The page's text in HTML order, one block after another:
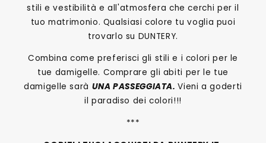
stili e vestibilità e all'atmosfera che cerchi per il
tuo matrimonio. Qualsiasi colore tu voglia puoi
trovarlo su DUNTERY.
Combina come preferisci gli stili e i colori per le
tue damigelle. Comprare gli abiti per le tue
damigelle sarà UNA PASSEGGIATA.Vieni a goderti
il paradiso dei colori!!!
***